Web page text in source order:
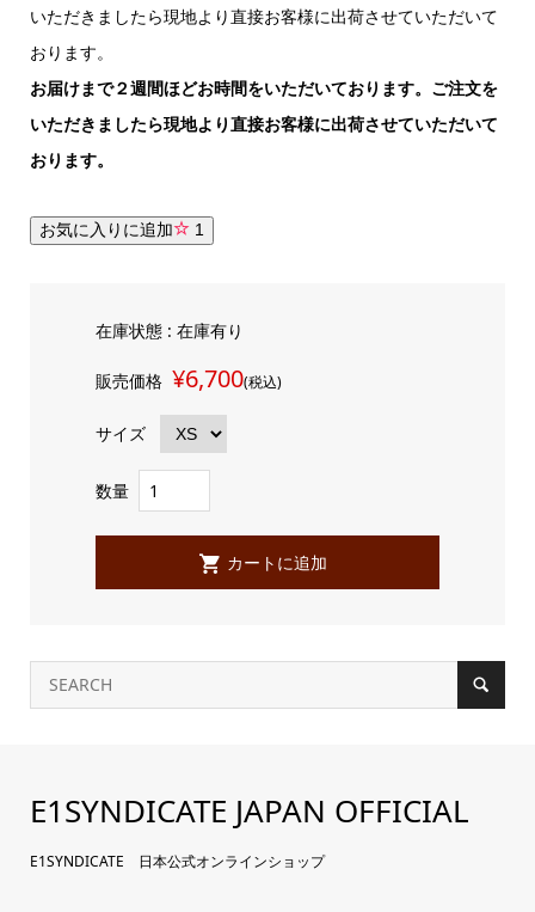
いただきましたら現地より直接お客様に出荷させていただいて
おります。
お届けまで２週間ほどお時間をいただいております。ご注文を
いただきましたら現地より直接お客様に出荷させていただいて
おります。
お気に入りに追加 1
在庫状態 : 在庫有り
販売価格 ¥6,700(税込)
サイズ
数量
E1SYNDICATE JAPAN OFFICIAL
E1SYNDICATE 日本公式オンラインショップ